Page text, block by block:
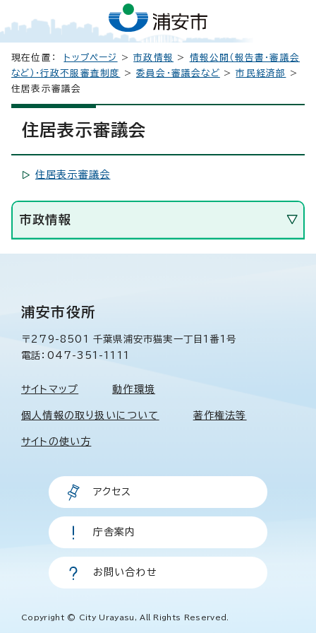
現在位置： トップページ >市政情報 > 情報公開（報告書・審議会
など）・行政不服審査制度
>委員会・審議会など >市民経済部
>
住居表示審議会
住居表示審議会
住居表示審議会
市政情報
浦安市役所
〒279-8501 千葉県浦安市猫実一丁目1番1号
電話：047-351-1111
サイトマップ 動作環境
個人情報の取り扱いについて 著作権法等
サイトの使い方
アクセス
庁舎案内
お問い合わせ
Copyright © City Urayasu, All Rights Reserved.